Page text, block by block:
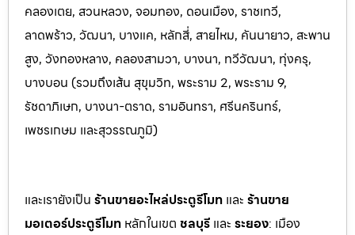
คลองเตย, สวนหลวง, จอมทอง, ดอนเมือง, ราชเทวี,
ลาดพร้าว, วัฒนา, บางแค, หลักสี่, สายไหม, คันนายาว, สะพาน
สูง, วังทองหลาง, คลองสามวา, บางนา, ทวีวัฒนา, ทุ่งครุ,
บางบอน (รวมถึงเส้น สุขุมวิท, พระราม 2, พระราม 9,
รัชดาภิเษก, บางนา-ตราด, รามอินทรา, ศรีนครินทร์,
เพชรเกษม และสุวรรณภูมิ)
และเรายังเป็น ร้านขายอะไหล่ประตูรีโมท และ ร้านขาย
มอเตอร์ประตูรีโมท หลักในเขต ชลบุรี และ ระยอง: เมือง